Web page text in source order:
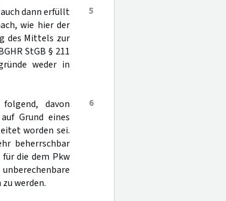
5
dann erfüllt
wie hier der
des Mittels zur
StGB § 211
weder in
6
davon
Grund eines
worden sei.
beherrschbar
die dem Pkw
werden.